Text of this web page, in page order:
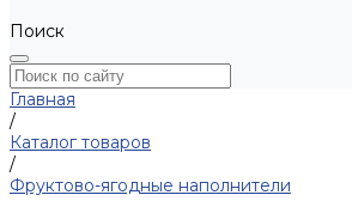
Поиск
Главная
/
Каталог товаров
/
Фруктово-ягодные наполнители